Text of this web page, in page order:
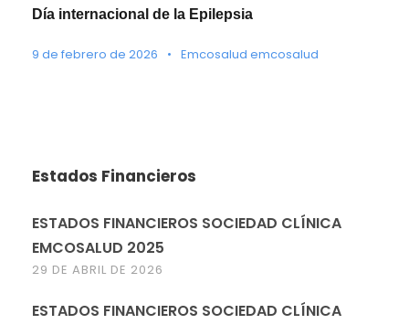
Día internacional de la Epilepsia
9 de febrero de 2026 • Emcosalud emcosalud
Estados Financieros
ESTADOS FINANCIEROS SOCIEDAD CLÍNICA
EMCOSALUD 2025
29 DE ABRIL DE 2026
ESTADOS FINANCIEROS SOCIEDAD CLÍNICA